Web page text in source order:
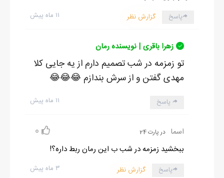
- اوهوم... ولی گفتم که نذاشتی حرفمو کامل کنم و بگم اون دختر
- الان... گوشام باید مخملی بشه آره؟
- بستگی به خودت داره!
وقتی مینا اخماشو باز کرد و لبخند زد، با پشت دست پوست صورتش و
- خوابت که نمیاد؟
هشت ماه پیش!
۱۱ ماه پیش پاسخ گزارش نظر
زهرا باقری | نویسنده رمان
تو زمزمه در شب تصمیم دارم از یه جایی کلا
مهدی گفتن و از سرش بندازم 😂😂😂
۱۱ ماه پیش پاسخ
اسما در پارت 24 0
ببخشید زمزمه در شب ب این رمان ربط داره؟!
۳ ماه پیش پاسخ گزارش نظر